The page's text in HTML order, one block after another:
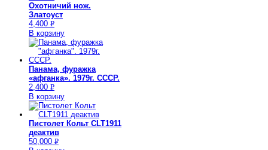
Охотничий нож.
Златоуст
4,400 Р
УБ.
В корзину
Панама, фуражка
«афганка». 1979г. СССР.
2,400 Р
УБ.
В корзину
Пистолет Кольт CLT1911
деактив
50,000 Р